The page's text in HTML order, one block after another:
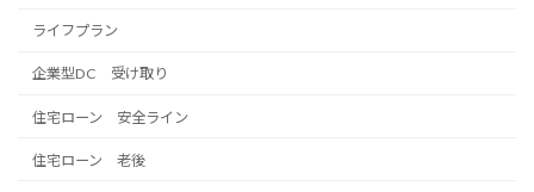
ライフプラン
企業型DC 受け取り
住宅ローン 安全ライン
住宅ローン 老後